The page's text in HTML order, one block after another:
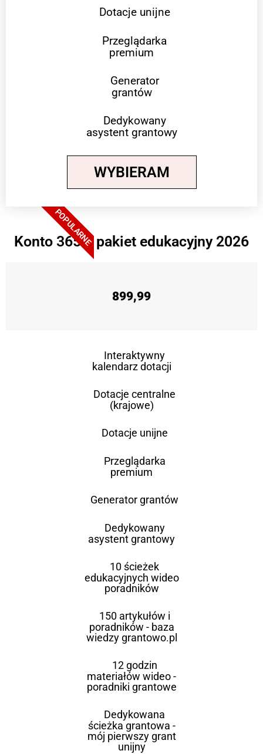
Dotacje unijne
Przeglądarka
premium
Generator
grantów
Dedykowany
asystent grantowy
WYBIERAM
POPULARNE
Konto 365 + pakiet edukacyjny 2026
899,99
Interaktywny
kalendarz dotacji
Dotacje centralne
(krajowe)
Dotacje unijne
Przeglądarka
premium
Generator grantów
Dedykowany
asystent grantowy
10 ścieżek
edukacyjnych wideo
poradników
150 artykułów i
poradników - baza
wiedzy grantowo.pl
12 godzin
materiałów wideo -
poradniki grantowe
Dedykowana
ścieżka grantowa -
mój pierwszy grant
unijny